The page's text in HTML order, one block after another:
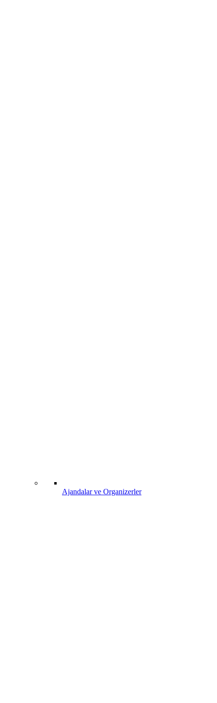
Ajandalar ve Organizerler